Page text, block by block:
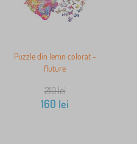
Puzzle din lemn colorat -
fluture
210lei
160 lei